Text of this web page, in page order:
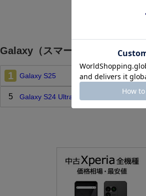
Galaxy（スマートフォン）のリ
1 Galaxy S25 2
5 Galaxy S24 Ultra